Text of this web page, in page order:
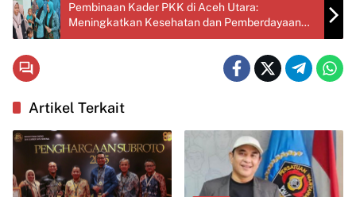
Pembinaan Kader PKK di Aceh Utara:
Meningkatkan Kesehatan dan Pemberdayaan
Ekonomi
Artikel Terkait